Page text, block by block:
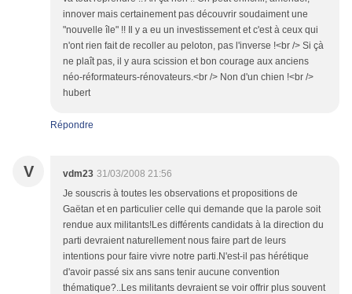
innover mais certainement pas découvrir soudaiment une
"nouvelle île" !! Il y a eu un investissement et c'est à ceux qui
n'ont rien fait de recoller au peloton, pas l'inverse !<br /> Si çà
ne plaît pas, il y aura scission et bon courage aux anciens
néo-réformateurs-rénovateurs.<br /> Non d'un chien !<br />
hubert
Répondre
V vdm23 31/03/2008 21:56
Je souscris à toutes les observations et propositions de
Gaëtan et en particulier celle qui demande que la parole soit
rendue aux militants!Les différents candidats à la direction du
parti devraient naturellement nous faire part de leurs
intentions pour faire vivre notre parti.N'est-il pas hérétique
d'avoir passé six ans sans tenir aucune convention
thématique?..Les militants devraient se voir offrir plus souvent